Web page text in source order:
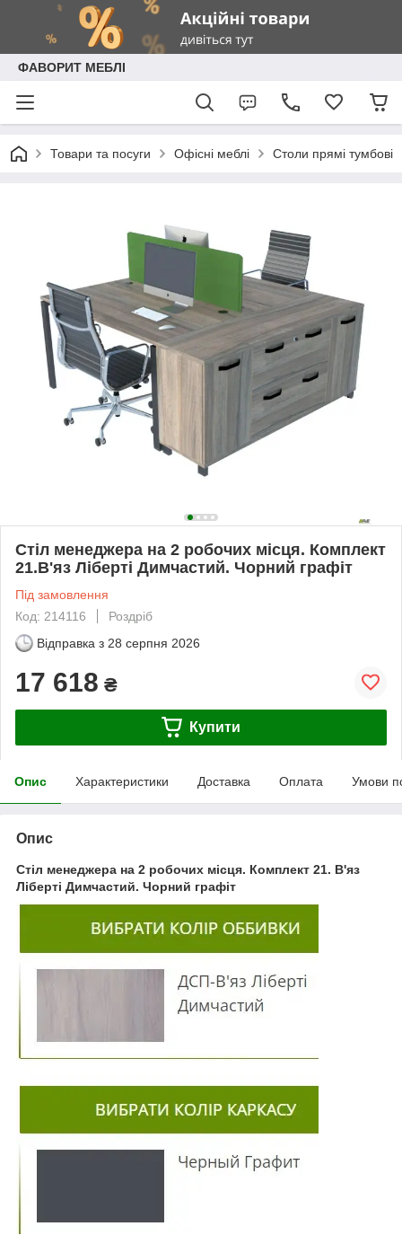
ФАВОРИТ МЕБЛІ
Товари та посуги Офісні меблі Столи прямі тумбові
Стіл менеджера на 2 робочих місця. Комплект
21.В'яз Ліберті Димчастий. Чорний графіт
Під замовлення
Код: 214116
Роздріб
Відправка з 28 серпня 2026
17 618 ₴
Купити
Опис Характеристики Доставка Оплата Умови
Опис
Стіл менеджера на 2 робочих місця. Комплект 21. В'яз
Ліберті Димчастий. Чорний графіт